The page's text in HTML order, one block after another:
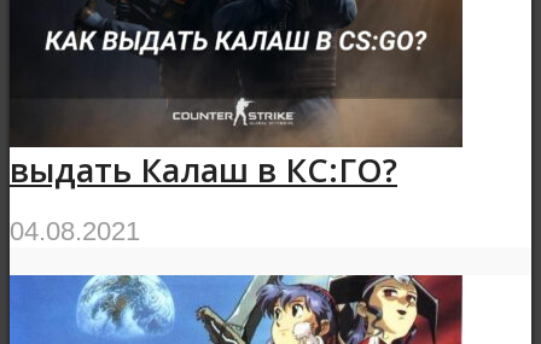
выдать Калаш в КС:ГО?
04.08.2021